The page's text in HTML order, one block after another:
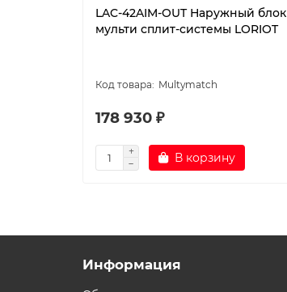
LAC-42AIM-OUT Наружный блок
мульти сплит-системы LORIOT
Multymatch
178 930 ₽
В корзину
Информация